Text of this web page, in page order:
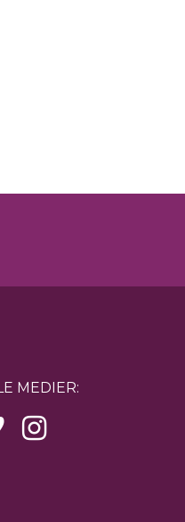
MEDIER: